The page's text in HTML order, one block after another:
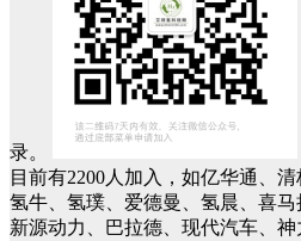
录。
目前有2200人加入，如亿华通、
氢牛、氢璞、爱德曼、氢晨、喜马
新源动力、巴拉德、现代汽车、